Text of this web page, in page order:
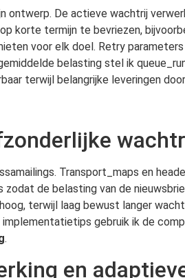
ontwerp. De actieve wachtrij
korte termijn te bevriezen,
voor elk doel. Retry
belasting stel ik
terwijl belangrijke leveringen
Transport_maps en
zodat de belasting van de
terwijl laag bewust langer
gebruik ik de
.
en